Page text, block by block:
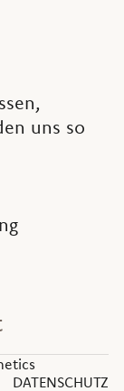
uns so
DATENSCHUTZ